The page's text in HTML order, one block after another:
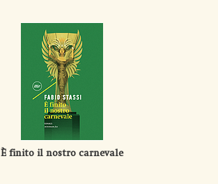
È finito il nostro carnevale